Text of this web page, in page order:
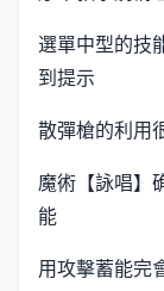
選單中型的技
到提示
散彈槍的利用
魔術【詠唱】
能
用攻擊蓄能完